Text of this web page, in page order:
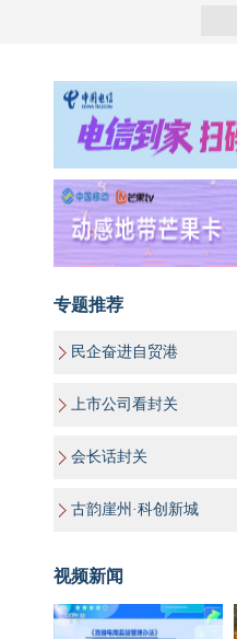
专题推荐
民企奋进自贸港
上市公司看封关
会长话封关
古韵崖州·科创新城
视频新闻